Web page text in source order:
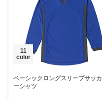
11
color
ベーシックロングスリーブサッカ
ーシャツ